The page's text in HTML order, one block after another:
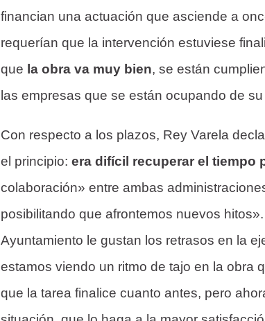
financian una actuación que asciende a
requerían que la intervención estuviese
que la obra va muy bien, se están
las empresas que se están ocupando de
Con respecto a los plazos, Rey Varela
el principio: era difícil recuperar el tiempo
colaboración» entre ambas
posibilitando que afrontemos nuevos
Ayuntamiento le gustan los retrasos en la
estamos viendo un ritmo de tajo en la obra
que la tarea finalice cuanto antes, pero